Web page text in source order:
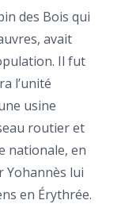
des Bois qui
avait
Il fut
l’unité
usine
routier et
nationale, en
Yohannès lui
en Érythrée.